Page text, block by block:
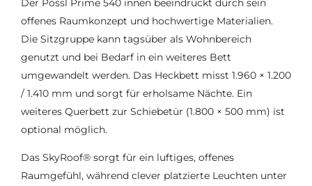
Der Pössl Prime 540 innen beeindruckt durch sein
offenes Raumkonzept und hochwertige Materialien.
Die Sitzgruppe kann tagsüber als Wohnbereich
genutzt und bei Bedarf in ein weiteres Bett
umgewandelt werden. Das Heckbett misst 1.960 × 1.200
/ 1.410 mm und sorgt für erholsame Nächte. Ein
weiteres Querbett zur Schiebetür (1.800 × 500 mm) ist
optional möglich.
Das SkyRoof® sorgt für ein luftiges, offenes
Raumgefühl, während clever platzierte Leuchten unter